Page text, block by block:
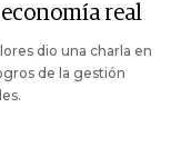
real
dio una charla en
de la gestión